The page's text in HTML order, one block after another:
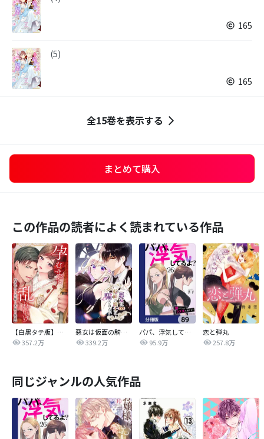
165
(5)
165
全15巻を表示する
まとめて購入
この作品の読者によく読まれている作品
【白黒タテ版】孕むまで乱れいけ～身代わり花嫁と軍服の猛愛
357.2万
悪女は仮面の騎士に騙されない
339.2万
パパ、浮気してるよ？娘と二人でクズ夫を捨てます【分冊版】
95.9万
恋と弾丸
257.8万
同じジャンルの人気作品